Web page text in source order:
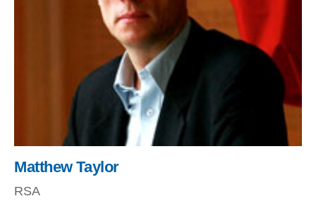
Matthew Taylor
RSA